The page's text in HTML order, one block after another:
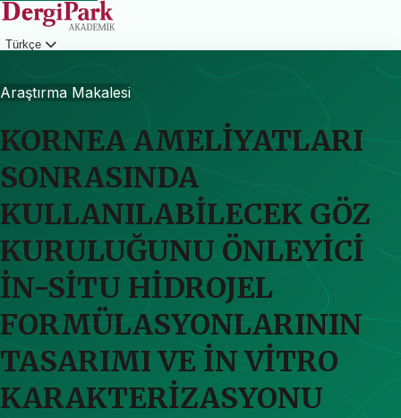
Türkçe
Araştırma Makalesi
KORNEA AMELİYATLARI
SONRASINDA
KULLANILABİLECEK GÖZ
KURULUĞUNU ÖNLEYİCİ
İN-SİTU HİDROJEL
FORMÜLASYONLARININ
TASARIMI VE İN VİTRO
KARAKTERİZASYONU